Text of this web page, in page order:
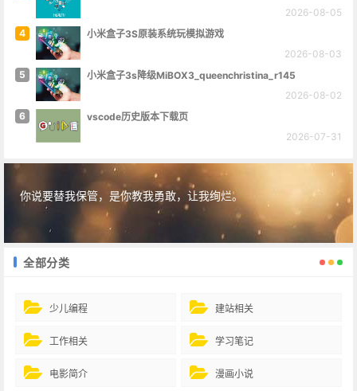
2026-08-05
4
小米盒子3S原装系统玩模拟游戏
2026-08-03
5
小米盒子3s降级MiBOX3_queenchristina_r145
2026-08-02
6
vscode历史版本下载页
2026-07-31
你说要替我保管，是你教我勇敢，让我绚烂。
全部分类
少儿编程 建站相关
工作相关 学习笔记
电影简介 漫画小说